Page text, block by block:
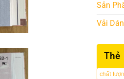
Sản
Vải
Thẻ
chất